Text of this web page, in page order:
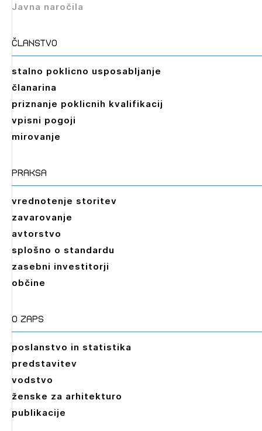
Javna naročila
članstvo
stalno poklicno usposabljanje
članarina
priznanje poklicnih kvalifikacij
vpisni pogoji
mirovanje
praksa
vrednotenje storitev
zavarovanje
avtorstvo
splošno o standardu
zasebni investitorji
občine
O zaps
poslanstvo in statistika
predstavitev
vodstvo
ženske za arhitekturo
publikacije